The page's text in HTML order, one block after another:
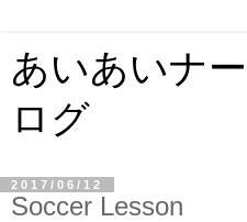
あいあいナ
ログ
2017/06/12
Soccer Lesson